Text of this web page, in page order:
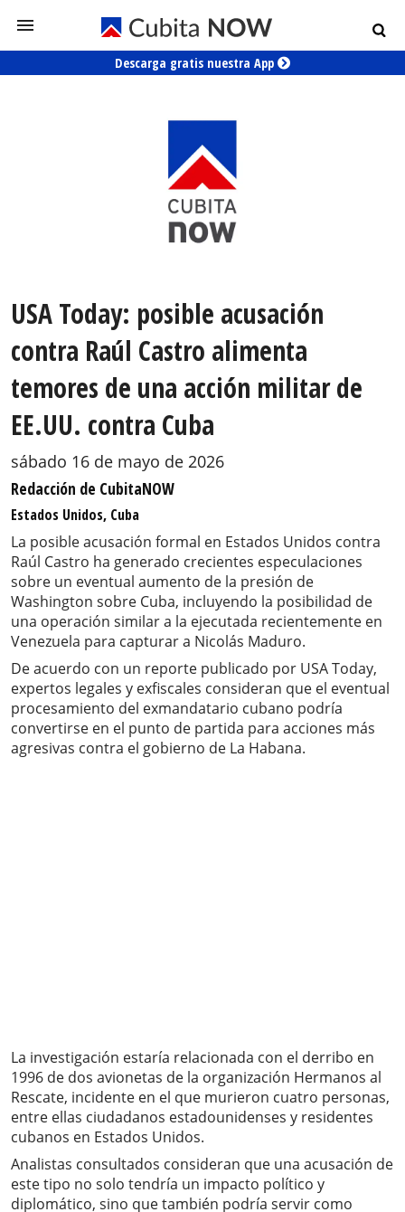
Descarga gratis nuestra App
USA Today: posible acusación
contra Raúl Castro alimenta
temores de una acción militar de
EE.UU. contra Cuba
sábado 16 de mayo de 2026
Redacción de CubitaNOW
Estados Unidos, Cuba
La posible acusación formal en Estados Unidos contra
Raúl Castro ha generado crecientes especulaciones
sobre un eventual aumento de la presión de
Washington sobre Cuba, incluyendo la posibilidad de
una operación similar a la ejecutada recientemente en
Venezuela para capturar a Nicolás Maduro.
De acuerdo con un reporte publicado por USA Today,
expertos legales y exfiscales consideran que el eventual
procesamiento del exmandatario cubano podría
convertirse en el punto de partida para acciones más
agresivas contra el gobierno de La Habana.
La investigación estaría relacionada con el derribo en
1996 de dos avionetas de la organización Hermanos al
Rescate, incidente en el que murieron cuatro personas,
entre ellas ciudadanos estadounidenses y residentes
cubanos en Estados Unidos.
Analistas consultados consideran que una acusación de
este tipo no solo tendría un impacto político y
diplomático, sino que también podría servir como